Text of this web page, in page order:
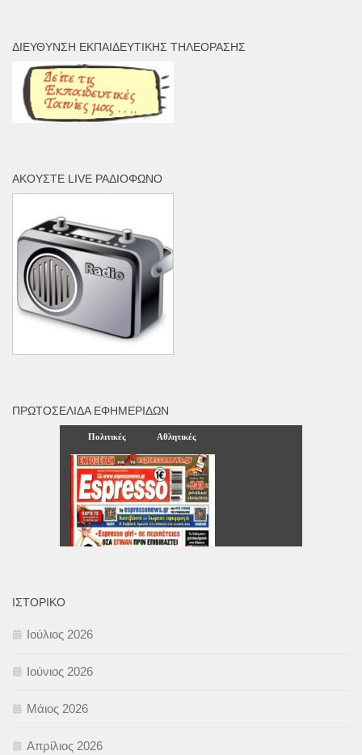
ΔΙΕΎΘΥΝΣΗ ΕΚΠΑΙΔΕΥΤΙΚΉΣ ΤΗΛΕΌΡΑΣΗΣ
ΑΚΟΎΣΤΕ LIVE ΡΑΔΙΌΦΩΝΟ
ΠΡΩΤΟΣΈΛΙΔΑ ΕΦΗΜΕΡΊΔΩΝ
ΙΣΤΟΡΙΚΌ
Ιούλιος 2026
Ιούνιος 2026
Μάιος 2026
Απρίλιος 2026